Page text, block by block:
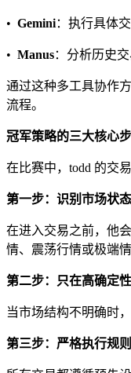
• Gemini：执行具体
• Manus：分析历史
通过这种多工具协作
流程。
冠军策略的三大核心
在比赛中，todd 的交
第一步：识别市场状态
在进入交易之前，他
情、震荡行情或极端情
第二步：只在高确定
当市场结构不明确时
第三步：严格执行规则